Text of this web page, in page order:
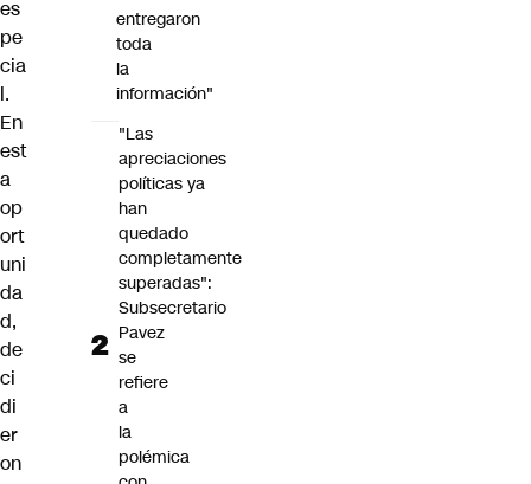
es
pe
cia
l.
En
est
a
op
ort
uni
da
d,
de
ci
di
er
on
entregaron
toda
la
información"
"Las
apreciaciones
políticas ya
han
quedado
completamente
superadas":
Subsecretario
Pavez
se
refiere
a
la
polémica